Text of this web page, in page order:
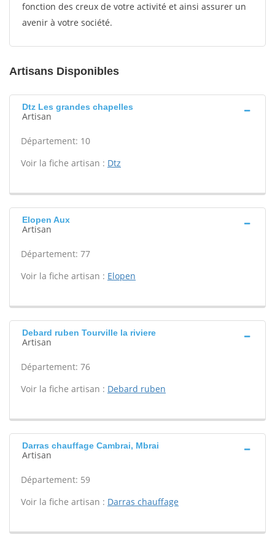
fonction des creux de votre activité et ainsi assurer un
avenir à votre société.
Artisans Disponibles
Dtz Les grandes chapelles
Artisan
Département: 10
Voir la fiche artisan : Dtz
Elopen Aux
Artisan
Département: 77
Voir la fiche artisan : Elopen
Debard ruben Tourville la riviere
Artisan
Département: 76
Voir la fiche artisan : Debard ruben
Darras chauffage Cambrai, Mbrai
Artisan
Département: 59
Voir la fiche artisan : Darras chauffage